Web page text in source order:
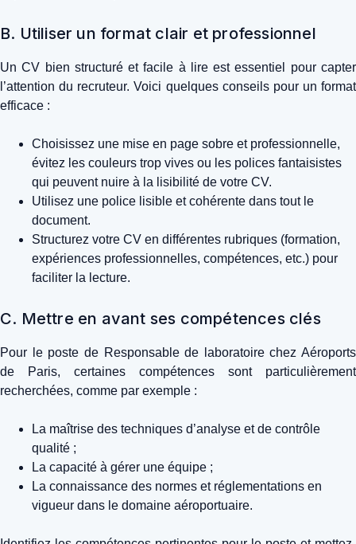
B. Utiliser un format clair et professionnel
Un CV bien structuré et facile à lire est essentiel pour capter
l’attention du recruteur. Voici quelques conseils pour un format
efficace :
Choisissez une mise en page sobre et professionnelle,
évitez les couleurs trop vives ou les polices fantaisistes
qui peuvent nuire à la lisibilité de votre CV.
Utilisez une police lisible et cohérente dans tout le
document.
Structurez votre CV en différentes rubriques (formation,
expériences professionnelles, compétences, etc.) pour
faciliter la lecture.
C. Mettre en avant ses compétences clés
Pour le poste de Responsable de laboratoire chez Aéroports
de Paris, certaines compétences sont particulièrement
recherchées, comme par exemple :
La maîtrise des techniques d’analyse et de contrôle
qualité ;
La capacité à gérer une équipe ;
La connaissance des normes et réglementations en
vigueur dans le domaine aéroportuaire.